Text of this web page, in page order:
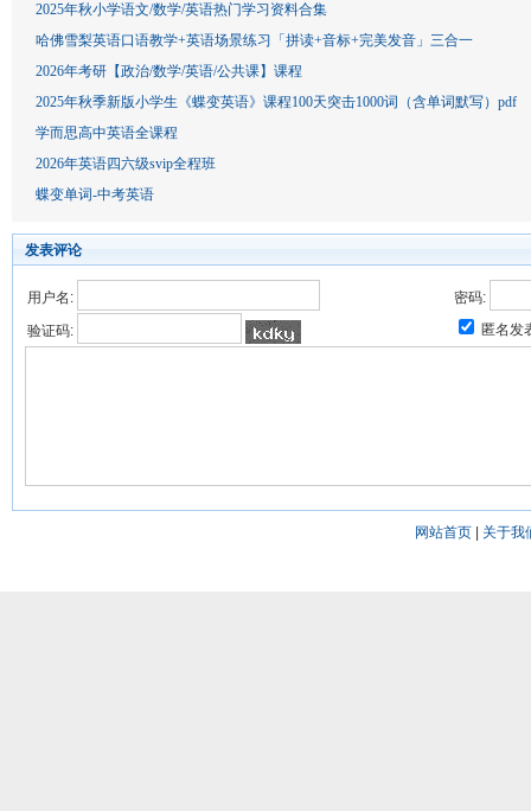
2025年秋小学语文/数学/英语热门学习资料合集
哈佛雪梨英语口语教学+英语场景练习「拼读+音标+完美发音」三合一
2026年考研【政治/数学/英语/公共课】课程
2025年秋季新版小学生《蝶变英语》课程100天突击1000词（含单词默写）pdf
学而思高中英语全课程
2026年英语四六级svip全程班
蝶变单词-中考英语
发表评论
用户名:
密码:
验证码:
匿名发
网站首页| 关于我